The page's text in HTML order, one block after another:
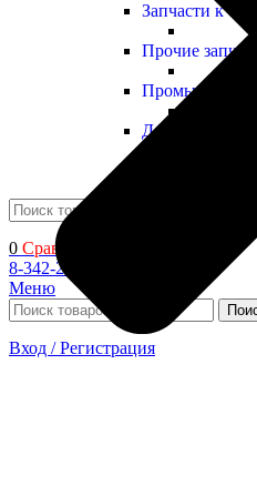
Запчасти к
Прочие
0 Сравнить
8-342-206-72-22
Меню
Вход / Регистрация